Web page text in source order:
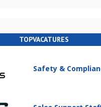
TOPVACATURES
Safety &